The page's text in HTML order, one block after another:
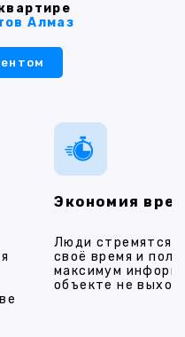
Алмаз
Экономия
Люди стремятся
своё время и
максимум
объекте не